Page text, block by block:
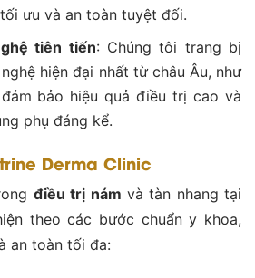
ưu và an toàn tuyệt đối​.
tiên tiến: Chúng tôi trang bị
hiện đại nhất từ châu Âu, như
bảo hiệu quả điều trị cao và
phụ đáng kể​.
Derma Clinic
điều trị nám và tàn nhang tại
theo các bước chuẩn y khoa,
an toàn tối đa: